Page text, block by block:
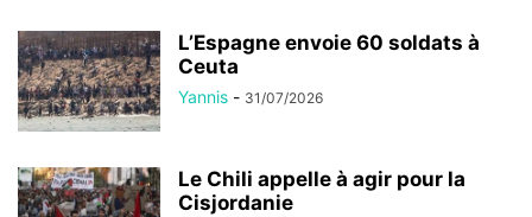
L’Espagne envoie 60 soldats à
Ceuta
Yannis - 31/07/2026
Le Chili appelle à agir pour la
Cisjordanie